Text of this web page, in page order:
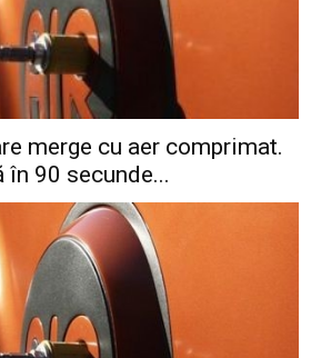
merge cu aer comprimat.
în 90 secunde...